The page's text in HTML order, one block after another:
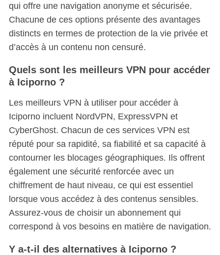
qui offre une navigation anonyme et sécurisée.
Chacune de ces options présente des avantages
distincts en termes de protection de la vie privée et
d’accès à un contenu non censuré.
Quels sont les meilleurs VPN pour accéder
à Iciporno ?
Les meilleurs VPN à utiliser pour accéder à
Iciporno incluent NordVPN, ExpressVPN et
CyberGhost. Chacun de ces services VPN est
réputé pour sa rapidité, sa fiabilité et sa capacité à
contourner les blocages géographiques. Ils offrent
également une sécurité renforcée avec un
chiffrement de haut niveau, ce qui est essentiel
lorsque vous accédez à des contenus sensibles.
Assurez-vous de choisir un abonnement qui
correspond à vos besoins en matière de navigation.
Y a-t-il des alternatives à Iciporno ?